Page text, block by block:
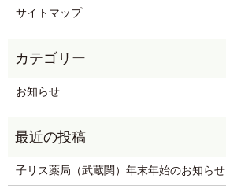
サイトマップ
お知らせ
子リス薬局（武蔵関）年末年始のお知らせ